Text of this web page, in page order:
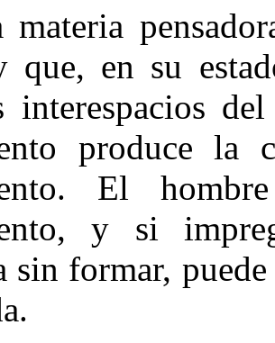
materia
que, en su
interespacios
produce la
El
y si
sin formar,